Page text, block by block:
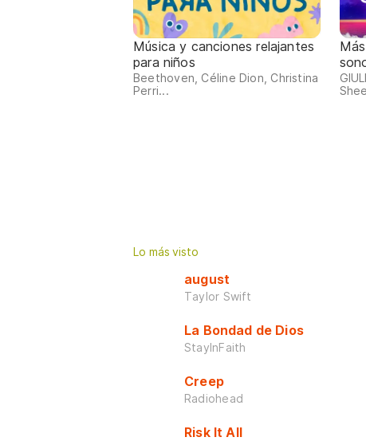
Música y canciones relajantes
para niños
Beethoven, Céline Dion, Christina
Perri...
Lo más visto
august
Taylor Swift
La Bondad de Dios
StayInFaith
Creep
Radiohead
Risk It All